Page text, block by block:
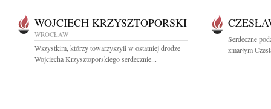
WOJCIECH KRZYSZTOPORSKI
WROCŁAW
Wszystkim, którzy towarzyszyli w ostatniej drodze
Wojciecha Krzysztoporskiego serdecznie...
Serdeczne
zmarłym